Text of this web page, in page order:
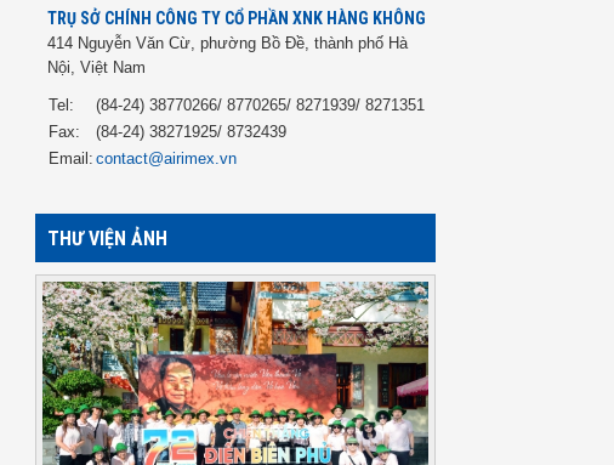
TRỤ SỞ CHÍNH CÔNG TY CỔ PHẦN XNK HÀNG KHÔNG
414 Nguyễn Văn Cừ, phường Bồ Đề, thành phố Hà
Nội, Việt Nam
Tel:
(84-24) 38770266/ 8770265/ 8271939/ 8271351
Fax:
(84-24) 38271925/ 8732439
Email: contact@airimex.vn
THƯ VIỆN ẢNH